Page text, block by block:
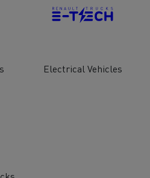
Electrical Vehicles